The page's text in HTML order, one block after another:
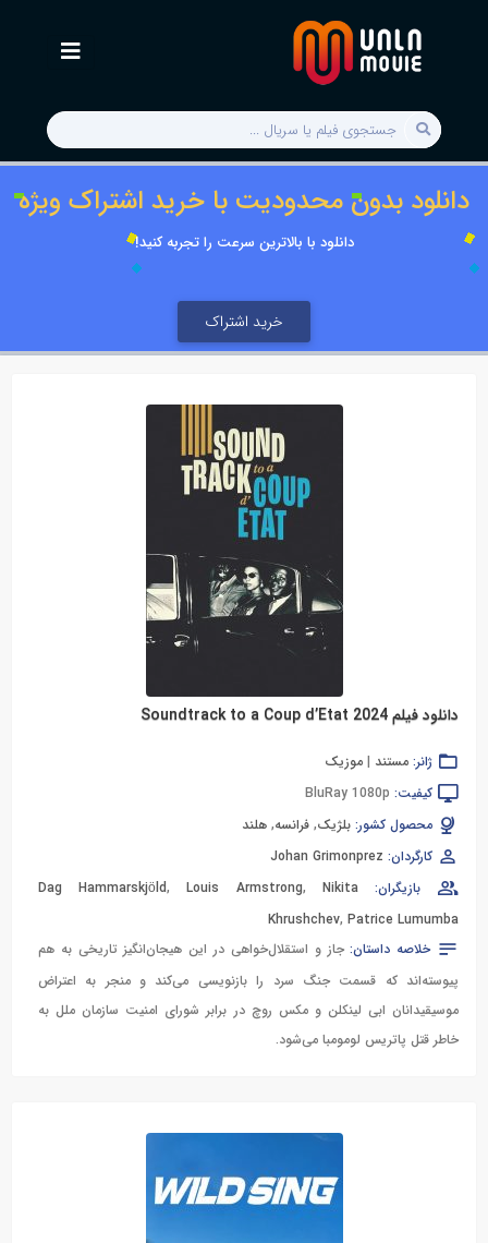
دانلود بدون محدودیت با خرید اشتراک ویژه
دانلود با بالاترین سرعت را تجربه کنید!
خرید اشتراک
دانلود فیلم Soundtrack to a Coup d’Etat 2024
ژانر: مستند | موزیک
کیفیت: BluRay 1080p
محصول کشور: بلژیک, فرانسه, هلند
کارگردان: Johan Grimonprez
بازیگران:
Dag Hammarskjöld,Louis Armstrong, Nikita
Khrushchev, Patrice Lumumba
خلاصه داستان:جاز و استقلال‌خواهی در این هیجان‌انگیز تاریخی به هم
پیوسته‌اند که قسمت جنگ سرد را بازنویسی می‌کند و منجر به اعتراض
موسیقیدانان ابی لینکلن و مکس روچ در برابر شورای امنیت سازمان ملل به
خاطر قتل پاتریس لومومبا می‌شود.